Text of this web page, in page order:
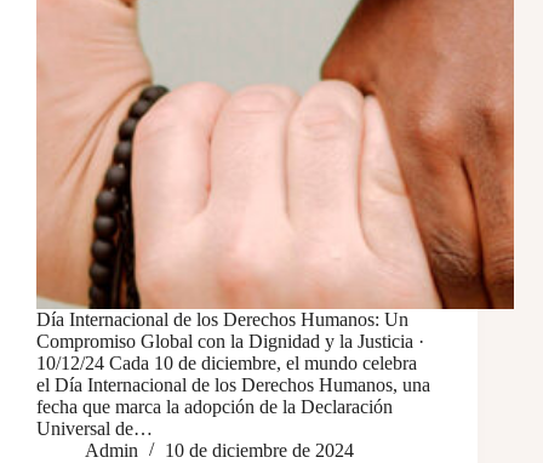
Día Internacional de los Derechos Humanos: Un
Compromiso Global con la Dignidad y la Justicia ·
10/12/24 Cada 10 de diciembre, el mundo celebra
el Día Internacional de los Derechos Humanos, una
fecha que marca la adopción de la Declaración
Universal de…
Admin
10 de diciembre de 2024